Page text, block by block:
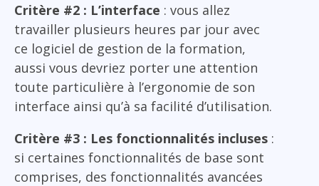
Critère #2 : L’interface : vous allez
travailler plusieurs heures par jour avec
ce logiciel de gestion de la formation,
aussi vous devriez porter une attention
toute particulière à l’ergonomie de son
interface ainsi qu’à sa facilité d’utilisation.
Critère #3 : Les fonctionnalités incluses :
si certaines fonctionnalités de base sont
comprises, des fonctionnalités avancées